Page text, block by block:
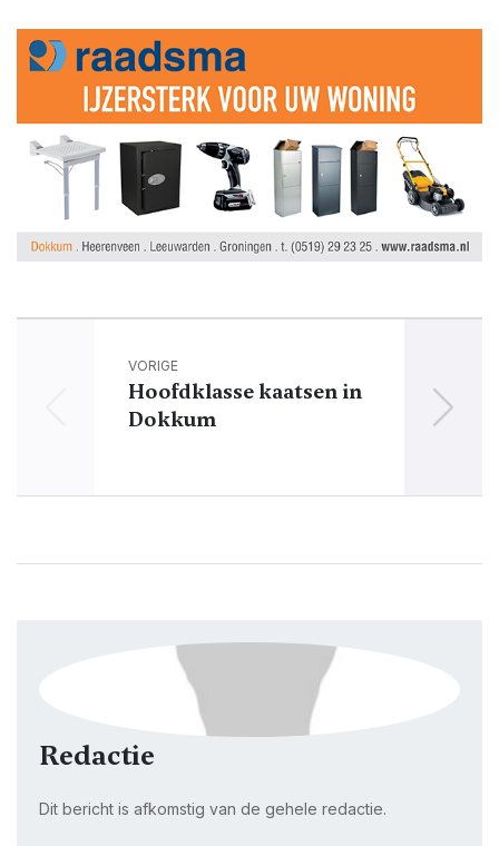
VORIGE
Hoofdklasse kaatsen in
Dokkum
Redactie
Dit bericht is afkomstig van de gehele redactie.